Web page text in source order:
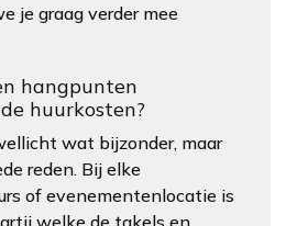
je graag verder mee
hangpunten
huurkosten?
wat bijzonder, maar
reden. Bij elke
of evenementenlocatie is
welke de takels en